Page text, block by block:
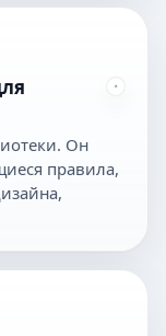
Он
правила,